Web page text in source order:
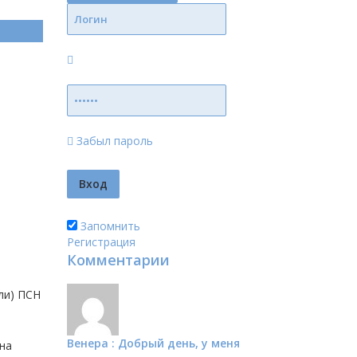
ПСН
Забыл пароль
Запомнить
Регистрация
Комментарии
Венера : Добрый день, у меня